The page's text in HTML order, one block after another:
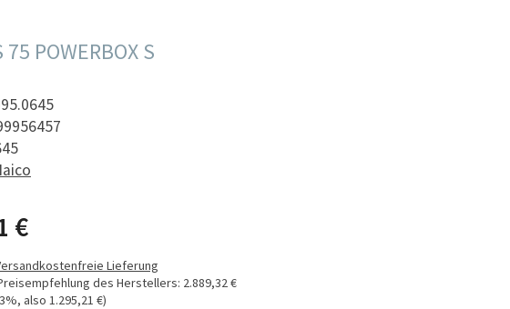
75 POWERBOX S
€
Lieferung
des Herstellers: 2.889,32 €
, also 1.295,21 €)